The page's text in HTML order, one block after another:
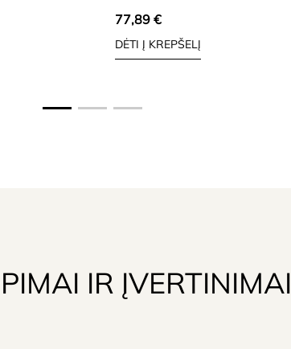
77,89 €
DĖTI Į KREPŠELĮ
IR ĮVERTINIMAI